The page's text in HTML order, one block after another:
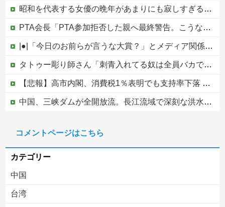
昭和を代表する女優の晩年があまりにも寂しすぎる！と話題に、自身の子供を餓死する寸前までネグレクトした挙句……他
PTA会長「PTA参加拒否した親へ最終警告。こうなってもいい？」
|●|「今日のお前らが言うな大賞？」とメディア関係者の一般人への苦言にツッコミ殺到、被災地の避難所でカメラまわすのは……
タトゥー彫り師さん「刺青入れてる奴は全員バカです」→30万再生ｗｗｗｗｗｗ
【悲報】高市内閣、消費税1％表明でも支持率下落 →ついに６割割れ
中国、三峡ダムが全開放流。長江流域で深刻な洪水被害
中国の海水浴場の映像があまりにも・・・
コメントページはこちら
カテゴリー
中国
台湾